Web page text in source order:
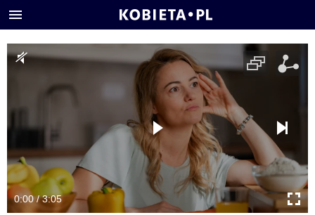
0:00 / 3:05